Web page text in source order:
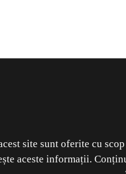
site sunt oferite cu
aceste informații.